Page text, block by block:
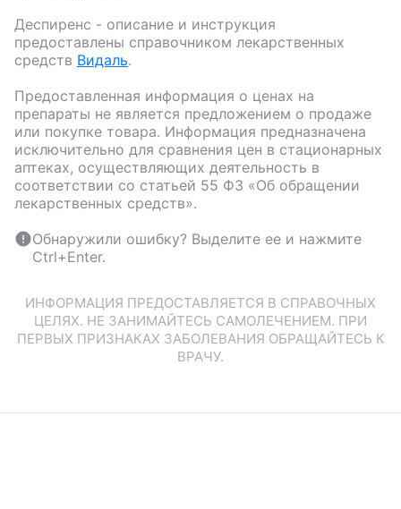
Деспиренс - описание и инструкция
предоставлены справочником лекарственных
средств Видаль.
Предоставленная информация о ценах на
препараты не является предложением о продаже
или покупке товара. Информация предназначена
исключительно для сравнения цен в стационарных
аптеках, осуществляющих деятельность в
соответствии со статьей 55 ФЗ «Об обращении
лекарственных средств».
Обнаружили ошибку? Выделите ее и нажмите
Ctrl+Enter.
ИНФОРМАЦИЯ ПРЕДОСТАВЛЯЕТСЯ В СПРАВОЧНЫХ
ЦЕЛЯХ. НЕ ЗАНИМАЙТЕСЬ САМОЛЕЧЕНИЕМ. ПРИ
ПЕРВЫХ ПРИЗНАКАХ ЗАБОЛЕВАНИЯ ОБРАЩАЙТЕСЬ К
ВРАЧУ.